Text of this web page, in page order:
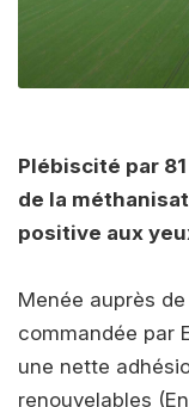
Plébiscité par
de la
positive aux
Menée auprès
commandée par
une nette
renouvelables